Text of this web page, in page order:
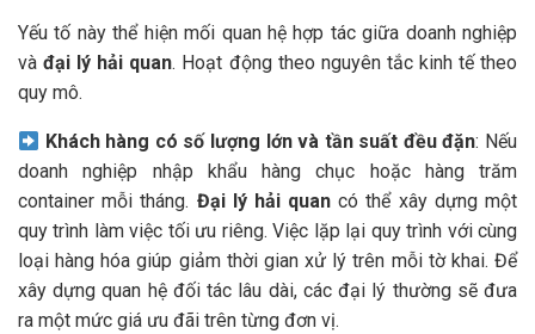
Yếu tố này thể hiện mối quan hệ hợp tác giữa doanh nghiệp
vàđại lý hải quan. Hoạt động theo nguyên tắc kinh tế theo
quy mô.
Khách hàng có số lượng lớn và tần suất đều đặn: Nếu
doanh nghiệp nhập khẩu hàng chục hoặc hàng trăm
container mỗi tháng. Đại lý hải quan có thể xây dựng một
quy trình làm việc tối ưu riêng. Việc lặp lại quy trình với cùng
loại hàng hóa giúp giảm thời gian xử lý trên mỗi tờ khai. Để
xây dựng quan hệ đối tác lâu dài, các đại lý thường sẽ đưa
ra một mức giá ưu đãi trên từng đơn vị.